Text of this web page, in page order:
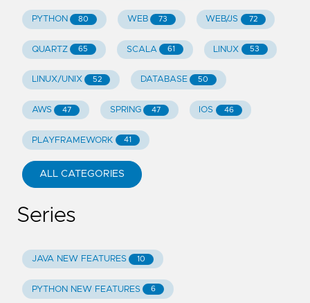
PYTHON 80 WEB 73 WEB/JS 72
QUARTZ 65 SCALA 61 LINUX 53
LINUX/UNIX 52 DATABASE 50
AWS 47 SPRING 47 IOS 46
PLAYFRAMEWORK 41
ALL CATEGORIES
Series
JAVA NEW FEATURES 10
PYTHON NEW FEATURES 6